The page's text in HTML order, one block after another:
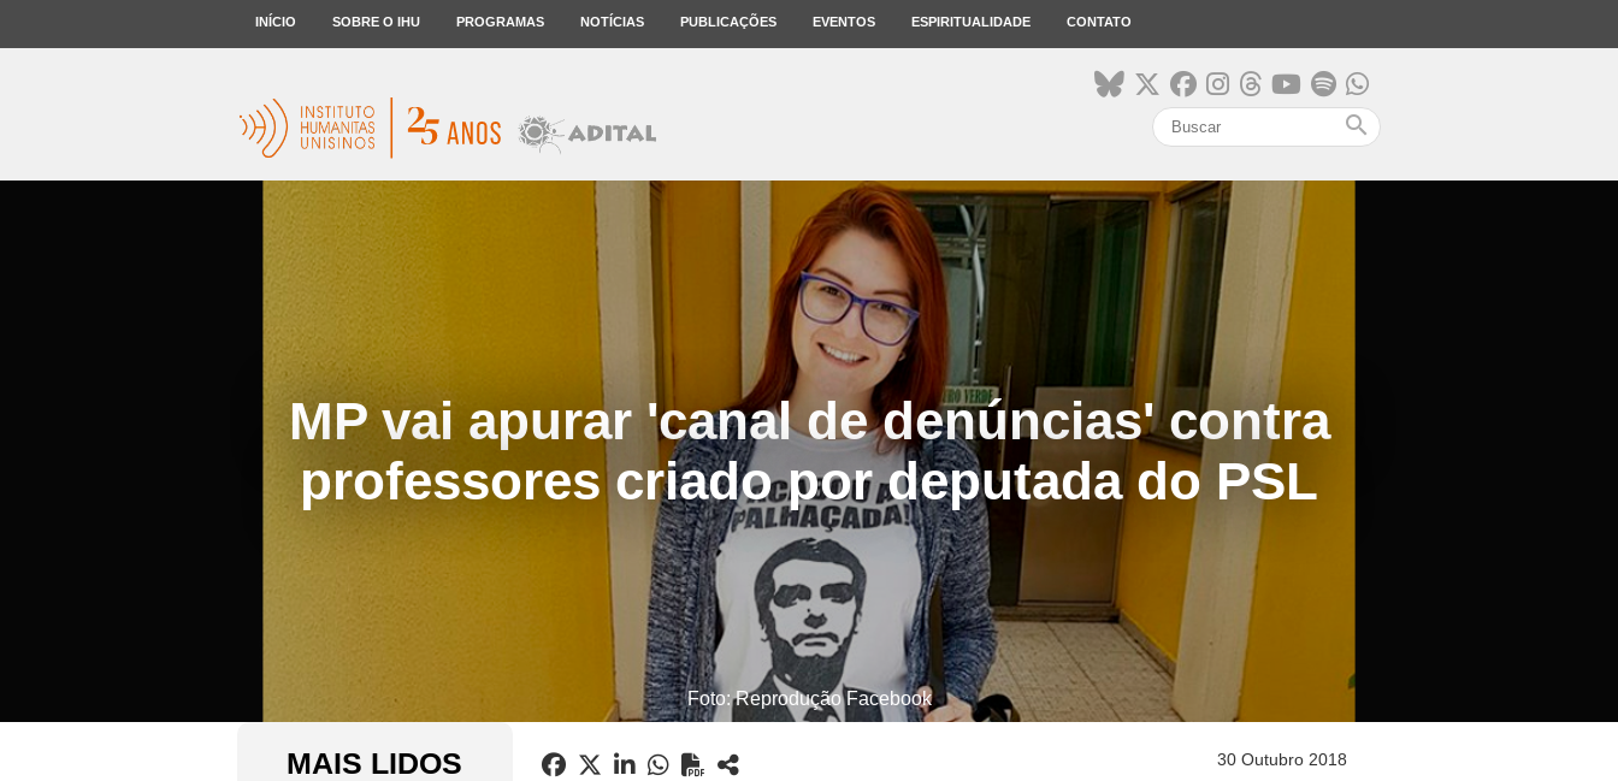
INÍCIO SOBRE O IHU PROGRAMAS NOTÍCIAS PUBLICAÇÕES EVENTOS ESPIRITUALIDADE CONTATO
search
MP vai apurar 'canal de denúncias' contra
professores criado por deputada do PSL
Foto: Reprodução Facebook
MAIS LIDOS 30 Outubro 2018